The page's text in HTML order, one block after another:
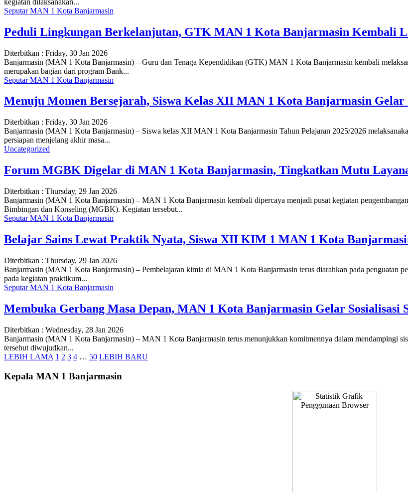
Seputar MAN 1 Kota Banjarmasin
Peduli Lingkungan Berkelanjutan, GTK MAN 1 Kota Banjarmasin Kembali
Diterbitkan : Friday, 30 Jan 2026
Banjarmasin (MAN 1 Kota Banjarmasin) – Guru dan Tenaga Kependidikan (GTK) MAN 1 Kota Banjarmasin kembali
merupakan bagian dari program Bank...
Seputar MAN 1 Kota Banjarmasin
Menuju Momen Bersejarah, Siswa Kelas XII MAN 1 Kota Banjarmasin
Diterbitkan : Friday, 30 Jan 2026
Banjarmasin (MAN 1 Kota Banjarmasin) – Siswa kelas XII MAN 1 Kota Banjarmasin Tahun Pelajaran 2025/2026
persiapan menjelang akhir masa...
Uncategorized
Forum MGBK Digelar di MAN 1 Kota Banjarmasin, Tingkatkan Mutu
Diterbitkan : Thursday, 29 Jan 2026
Banjarmasin (MAN 1 Kota Banjarmasin) – MAN 1 Kota Banjarmasin kembali dipercaya menjadi pusat kegiatan
Bimbingan dan Konseling (MGBK). Kegiatan tersebut...
Seputar MAN 1 Kota Banjarmasin
Belajar Sains Lewat Praktik Nyata, Siswa XII KIM 1 MAN 1 Kota
Diterbitkan : Thursday, 29 Jan 2026
Banjarmasin (MAN 1 Kota Banjarmasin) – Pembelajaran kimia di MAN 1 Kota Banjarmasin terus diarahkan pada penguatan
pada kegiatan praktikum...
Seputar MAN 1 Kota Banjarmasin
Membuka Gerbang Masa Depan, MAN 1 Kota Banjarmasin Gelar Sosialisasi
Diterbitkan : Wednesday, 28 Jan 2026
Banjarmasin (MAN 1 Kota Banjarmasin) – MAN 1 Kota Banjarmasin terus menunjukkan komitmennya dalam mendampingi
tersebut diwujudkan...
LEBIH LAMA 1 2 3 4 … 50 LEBIH BARU
Kepala MAN 1 Banjarmasin